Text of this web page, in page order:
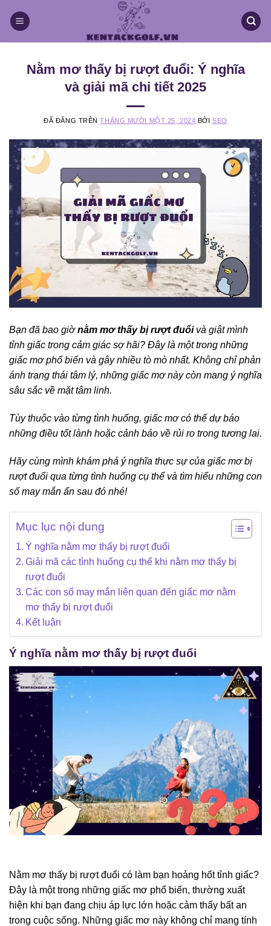
đến
Nằm mơ thấy bị rượt đuổi: Ý nghĩa
và giải mã chi tiết 2025
ĐÃ ĐĂNG TRÊNTHÁNG MƯỜI MỘT 25, 2024 BỞISEO
Bạn đã bao giờnằm mơ thấy bị rượt đuổivà giật mình
tỉnh giấc trong cảm giác sợ hãi? Đây là một trong những
giấc mơ phổ biến và gây nhiều tò mò nhất. Không chỉ phản
ánh trạng thái tâm lý, những giấc mơ này còn mang ý nghĩa
sâu sắc về mặt tâm linh.
Tùy thuộc vào từng tình huống, giấc mơ có thể dự báo
những điều tốt lành hoặc cảnh báo về rủi ro trong tương lai.
Hãy cùng mình khám phá ý nghĩa thực sự của giấc mơ bị
rượt đuổi qua từng tình huống cụ thể và tìm hiểu những con
số may mắn ẩn sau đó nhé!
Mục lục nội dung
Ý nghĩa nằm mơ thấy bị rượt đuổi
Giải mã các tình huống cụ thể khi nằm mơ thấy bị
rượt đuổi
Các con số may mắn liên quan đến giấc mơ nằm
mơ thấy bị rượt đuổi
Kết luận
Ý nghĩa nằm mơ thấy bị rượt đuổi
Nằm mơ thấy bị rượt đuổi có làm bạn hoảng hốt tỉnh giấc?
Đây là một trong những giấc mơ phổ biến, thường xuất
hiện khi bạn đang chịu áp lực lớn hoặc cảm thấy bất an
trong cuộc sống. Những giấc mơ này không chỉ mang tính